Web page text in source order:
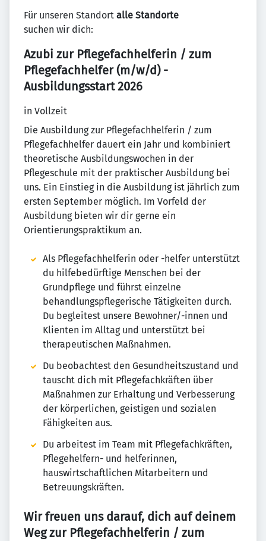
Für unseren Standort alle Standorte
suchen wir dich:
Azubi zur Pflegefachhelferin / zum
Pflegefachhelfer (m/w/d) -
Ausbildungsstart 2026
in Vollzeit
Die Ausbildung zur Pflegefachhelferin / zum
Pflegefachhelfer dauert ein Jahr und kombiniert
theoretische Ausbildungswochen in der
Pflegeschule mit der praktischer Ausbildung bei
uns. Ein Einstieg in die Ausbildung ist jährlich zum
ersten September möglich. Im Vorfeld der
Ausbildung bieten wir dir gerne ein
Orientierungspraktikum an.
Als Pflegefachhelferin oder -helfer unterstützt
du hilfebedürftige Menschen bei der
Grundpflege und führst einzelne
behandlungspflegerische Tätigkeiten durch.
Du begleitest unsere Bewohner/-innen und
Klienten im Alltag und unterstützt bei
therapeutischen Maßnahmen.
Du beobachtest den Gesundheitszustand und
tauscht dich mit Pflegefachkräften über
Maßnahmen zur Erhaltung und Verbesserung
der körperlichen, geistigen und sozialen
Fähigkeiten aus.
Du arbeitest im Team mit Pflegefachkräften,
Pflegehelfern- und helferinnen,
hauswirtschaftlichen Mitarbeitern und
Betreuungskräften.
Wir freuen uns darauf, dich auf deinem
Weg zur Pflegefachhelferin / zum